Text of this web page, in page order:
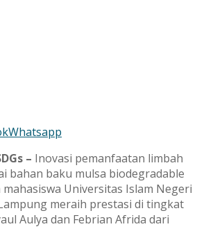
Whatsapp
– Inovasi pemanfaatan limbah
bahan baku mulsa biodegradable
Universitas Islam Negeri
meraih prestasi di tingkat
Aulya dan Febrian Afrida dari